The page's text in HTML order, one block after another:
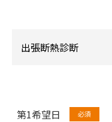
第1希望日